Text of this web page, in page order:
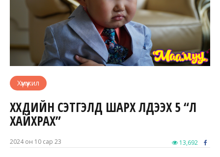
Хүмүүжил
ХҮҮХДИЙН СЭТГЭЛД ШАРХ ҮЛДЭЭХ 5 “ҮЛ
ХАЙХРАХ”
2024 он 10 сар 23 13,692